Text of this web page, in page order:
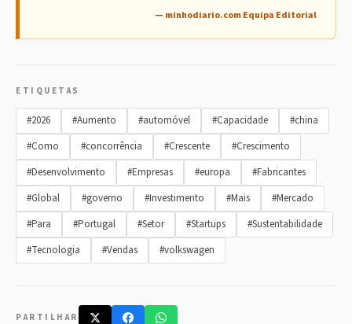
— minhodiario.com Equipa Editorial
ETIQUETAS
#2026 #Aumento #automóvel #Capacidade
#china
#Como
#concorrência #Crescente
#Crescimento
#Desenvolvimento
#Empresas #europa
#Fabricantes
#Global
#governo #Investimento #Mais
#Mercado
#Para
#Portugal #Setor #Startups
#Sustentabilidade
#Tecnologia
#Vendas #volkswagen
PARTILHAR